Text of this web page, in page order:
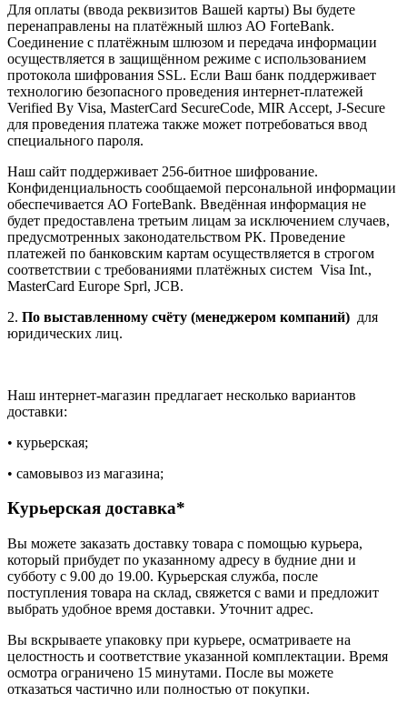
Для оплаты (ввода реквизитов Вашей карты) Вы будете
перенаправлены на платёжный шлюз АО ForteBank.
Соединение с платёжным шлюзом и передача информации
осуществляется в защищённом режиме с использованием
протокола шифрования SSL. Если Ваш банк поддерживает
технологию безопасного проведения интернет-платежей
Verified By Visa, MasterCard SecureCode, MIR Accept, J-Secure
для проведения платежа также может потребоваться ввод
специального пароля.
Наш сайт поддерживает 256-битное шифрование.
Конфиденциальность сообщаемой персональной информации
обеспечивается АО ForteBank. Введённая информация не
будет предоставлена третьим лицам за исключением случаев,
предусмотренных законодательством РК. Проведение
платежей по банковским картам осуществляется в строгом
соответствии с требованиями платёжных систем Visa Int.,
MasterCard Europe Sprl, JCB.
2. По выставленному счёту (менеджером компаний) для
юридических лиц.
Наш интернет-магазин предлагает несколько вариантов
доставки:
• курьерская;
• самовывоз из магазина;
Курьерская доставка*
Вы можете заказать доставку товара с помощью курьера,
который прибудет по указанному адресу в будние дни и
субботу с 9.00 до 19.00. Курьерская служба, после
поступления товара на склад, свяжется с вами и предложит
выбрать удобное время доставки. Уточнит адрес.
Вы вскрываете упаковку при курьере, осматриваете на
целостность и соответствие указанной комплектации. Время
осмотра ограничено 15 минутами. После вы можете
отказаться частично или полностью от покупки.